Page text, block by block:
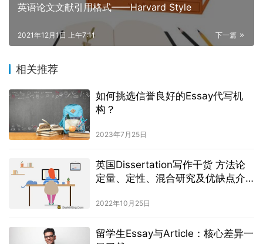
英语论文文献引用格式——Harvard Style
下一篇
2021年12月1日 上午7:11
相关推荐
如何挑选信誉良好的Essay代写机
构？
2023年7月25日
英国Dissertation写作干货 方法论
定量、定性、混合研究及优缺点介
2022年10月25日
留学生Essay与Article：核心差异一